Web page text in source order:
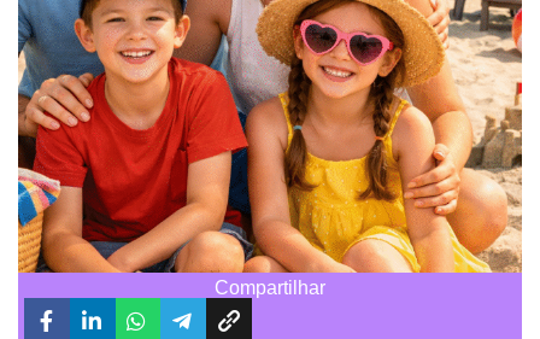
Compartilhar